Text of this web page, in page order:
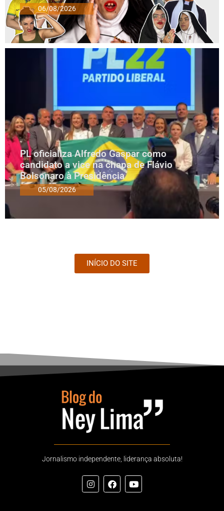
06/08/2026
PL oficializa Alfredo Gaspar como
candidato a vice na chapa de Flávio
Bolsonaro à Presidência
05/08/2026
INÍCIO DO SITE
Jornalismo independente, liderança absoluta!